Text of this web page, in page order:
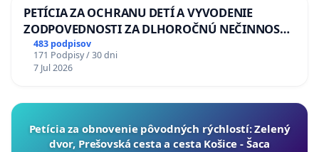
PETÍCIA ZA OCHRANU DETÍ A VYVODENIE
ZODPOVEDNOSTI ZA DLHOROČNÚ NEČINNOSŤ
A ZLYHANIE ŠTÁTU
483 podpisov
171 Podpisy / 30 dni
7 Jul 2026
​Petícia za obnovenie pôvodných rýchlostí: Zelený
dvor, Prešovská cesta a cesta Košice - Šaca